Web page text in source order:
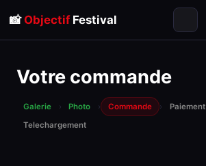
📸 ObjectifFestival
Votre commande
Galerie › Photo › Commande › Paiement
Telechargement